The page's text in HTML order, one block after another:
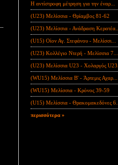
Η αντίστροφη μέτρηση για την έναρ...
(U23) Μελίσσια - Θρίαμβος 81-62
(U23) Μελίσσια - Ανάδραση Κερατέα...
(U15) Οίον Αγ. Στεφάνου - Μελίσσι...
(U23) Κολλέγιο Ντερή - Μελίσσια 7...
(U23) Μελίσσια U23 - Χολαργός
(WU15) Μελίσσια B' - Άρτεμις Αχαρ...
(WU15) Μελίσσια - Κρόνος 39-59
(U15) Μελίσσια - Θρακομακεδόνες 6...
περισσότερα »